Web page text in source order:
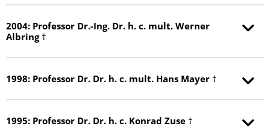
2004: Professor Dr.-Ing. Dr. h. c. mult. Werner
Albring †
1998: Professor Dr. Dr. h. c. mult. Hans Mayer †
1995: Professor Dr. Dr. h. c. Konrad Zuse †